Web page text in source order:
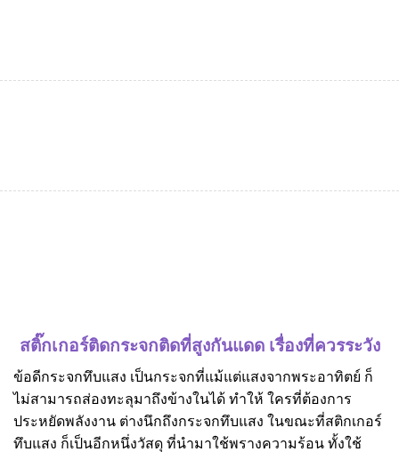
สติ๊กเกอร์ติดกระจกติดที่สูงกันแดด เรื่องที่ควรระวัง
ข้อดีกระจกทึบแสง เป็นกระจกที่แม้แต่แสงจากพระอาทิตย์ ก็
ไม่สามารถส่องทะลุมาถึงข้างในได้ ทำให้ ใครที่ต้องการ
ประหยัดพลังงาน ต่างนึกถึงกระจกทึบแสง ในขณะที่สติกเกอร์
ทึบแสง ก็เป็นอีกหนึ่งวัสดุ ที่นำมาใช้พรางความร้อน ทั้งใช้